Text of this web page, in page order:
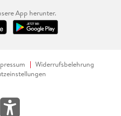
App herunter.
Widerrufsbelehrung